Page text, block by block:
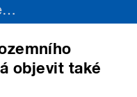
…
objevit také